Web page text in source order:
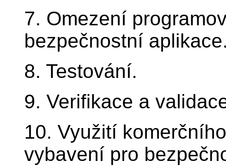
7. Omezení
bezpečnostní
8. Testování.
9. Verifikace a
10. Využití
vybavení pro